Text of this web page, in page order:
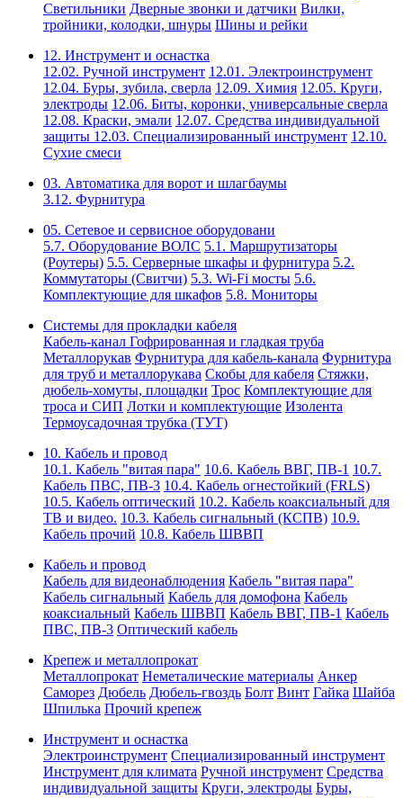
Светильники Дверные звонки и датчики Вилки,
тройники, колодки, шнуры Шины и рейки
12. Инструмент и оснастка
12.02. Ручной инструмент 12.01. Электроинструмент
12.04. Буры, зубила, сверла 12.09. Химия 12.05. Круги,
электроды 12.06. Биты, коронки, универсальные сверла
12.08. Краски, эмали 12.07. Средства индивидуальной
защиты 12.03. Специализированный инструмент 12.10.
Сухие смеси
03. Автоматика для ворот и шлагбаумы
3.12. Фурнитура
05. Сетевое и сервисное оборудовани
5.7. Оборудование ВОЛС 5.1. Маршрутизаторы
(Роутеры) 5.5. Серверные шкафы и фурнитура 5.2.
Коммутаторы (Свитчи) 5.3. Wi-Fi мосты 5.6.
Комплектующие для шкафов 5.8. Мониторы
Системы для прокладки кабеля
Кабель-канал Гофрированная и гладкая труба
Металлорукав Фурнитура для кабель-канала Фурнитура
для труб и металлорукава Скобы для кабеля Стяжки,
дюбель-хомуты, площадки Трос Комплектующие для
троса и СИП Лотки и комплектующие Изолента
Термоусадочная трубка (ТУТ)
10. Кабель и провод
10.1. Кабель "витая пара" 10.6. Кабель ВВГ, ПВ-1 10.7.
Кабель ПВС, ПВ-3 10.4. Кабель огнестойкий (FRLS)
10.5. Кабель оптический 10.2. Кабель коаксиальный для
ТВ и видео. 10.3. Кабель сигнальный (КСПВ) 10.9.
Кабель прочий 10.8. Кабель ШВВП
Кабель и провод
Кабель для видеонаблюдения Кабель "витая пара"
Кабель сигнальный Кабель для домофона Кабель
коаксиальный Кабель ШВВП Кабель ВВГ, ПВ-1 Кабель
ПВС, ПВ-3 Оптический кабель
Крепеж и металлопрокат
Металлопрокат Неметалические материалы Анкер
Саморез Дюбель Дюбель-гвоздь Болт Винт Гайка Шайба
Шпилька Прочий крепеж
Инструмент и оснастка
Электроинструмент Специализированный инструмент
Инструмент для климата Ручной инструмент Средства
индивидуальной защиты Круги, электроды Буры,